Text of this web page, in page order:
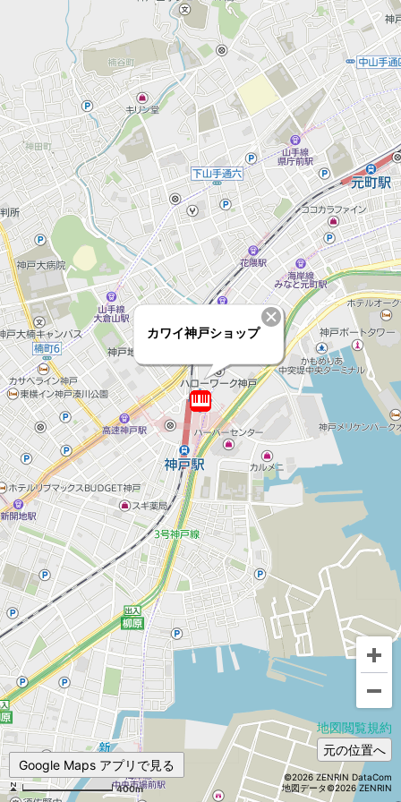
地図閲覧規約
元の位置へ
Google Maps アプリで見る
カワイ神戸ショップ
400m
©2026 ZENRIN DataCom
地図データ©2026 ZENRIN